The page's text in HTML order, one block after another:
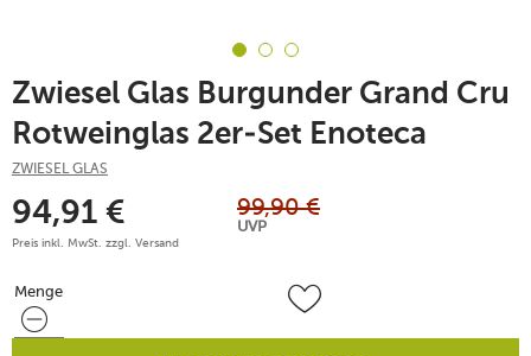
Zwiesel Glas Burgunder Grand Cru
Rotweinglas 2er-Set Enoteca
ZWIESEL GLAS
94,91 €
Preis inkl. MwSt. zzgl. Versand
99,90 €
UVP
Menge
Menge